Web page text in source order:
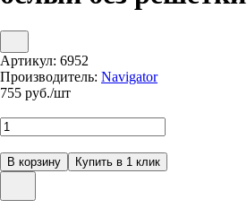
Артикул: 6952
Производитель: Navigator
755 руб./шт